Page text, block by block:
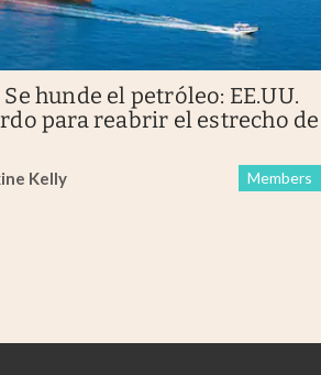
Se hunde el petróleo: EE.UU.
para reabrir el estrecho de
Kelly Members